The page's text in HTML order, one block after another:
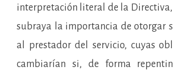
interpretación literal de la
subraya la importancia de otorgar
al prestador del servicio, cuyas
cambiarían si, de forma